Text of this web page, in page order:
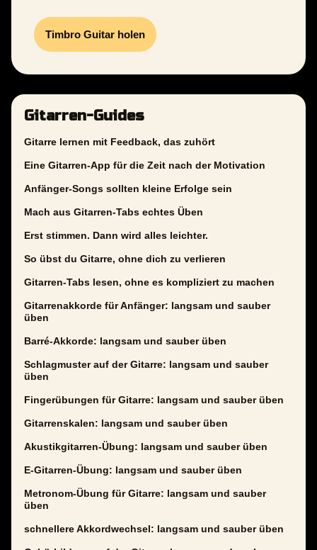
Timbro Guitar holen
Gitarren-Guides
Gitarre lernen mit Feedback, das zuhört
Eine Gitarren-App für die Zeit nach der Motivation
Anfänger-Songs sollten kleine Erfolge sein
Mach aus Gitarren-Tabs echtes Üben
Erst stimmen. Dann wird alles leichter.
So übst du Gitarre, ohne dich zu verlieren
Gitarren-Tabs lesen, ohne es kompliziert zu machen
Gitarrenakkorde für Anfänger: langsam und sauber
üben
Barré-Akkorde: langsam und sauber üben
Schlagmuster auf der Gitarre: langsam und sauber
üben
Fingerübungen für Gitarre: langsam und sauber üben
Gitarrenskalen: langsam und sauber üben
Akustikgitarren-Übung: langsam und sauber üben
E-Gitarren-Übung: langsam und sauber üben
Metronom-Übung für Gitarre: langsam und sauber
üben
schnellere Akkordwechsel: langsam und sauber üben